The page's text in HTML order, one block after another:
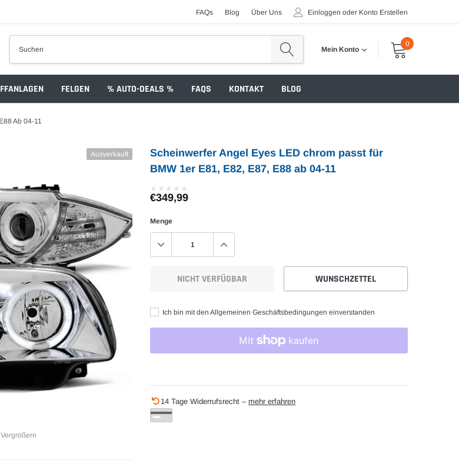
FAQs Blog Über Uns Einloggen oder Konto Erstellen
Mein Konto
0
FELGEN % AUTO-DEALS % FAQS KONTAKT BLOG
Ab 04-11
Ausverkauft
Scheinwerfer Angel Eyes LED chrom passt für
BMW 1er E81, E82, E87, E88 ab 04-11
★
★ ★
★ ★
★ ★
★ ★
★
€349,99
Menge
NICHT VERFÜGBAR WUNSCHZETTEL
Ich bin mit den Allgemeinen Geschäftsbedingungen einverstanden
wird
zum
14 Tage Widerrufsrecht – mehr erfahren